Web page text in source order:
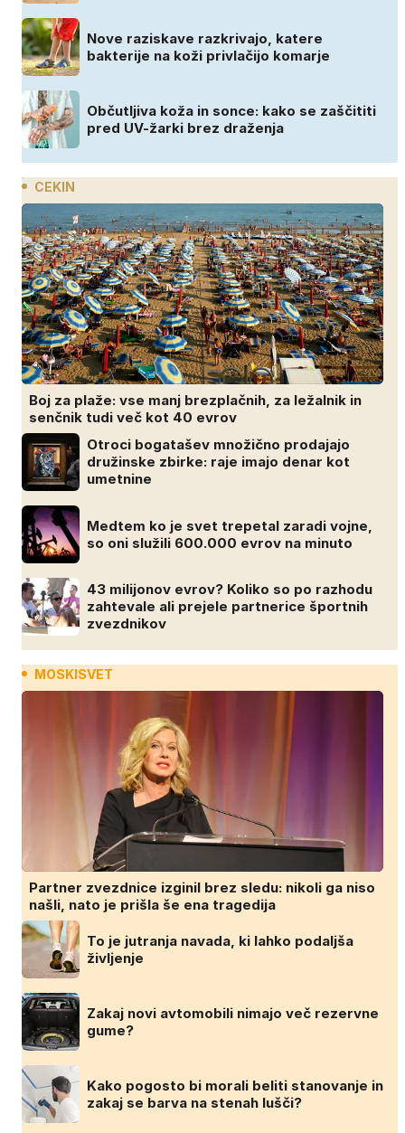
Nove raziskave razkrivajo, katere
bakterije na koži privlačijo komarje
Občutljiva koža in sonce: kako se zaščititi
pred UV-žarki brez draženja
CEKIN
Boj za plaže: vse manj brezplačnih, za ležalnik in
senčnik tudi več kot 40 evrov
Otroci bogatašev množično prodajajo
družinske zbirke: raje imajo denar kot
umetnine
Medtem ko je svet trepetal zaradi vojne,
so oni služili 600.000 evrov na minuto
43 milijonov evrov? Koliko so po razhodu
zahtevale ali prejele partnerice športnih
zvezdnikov
MOSKISVET
Partner zvezdnice izginil brez sledu: nikoli ga niso
našli, nato je prišla še ena tragedija
To je jutranja navada, ki lahko podaljša
življenje
Zakaj novi avtomobili nimajo več rezervne
gume?
Kako pogosto bi morali beliti stanovanje in
zakaj se barva na stenah lušči?